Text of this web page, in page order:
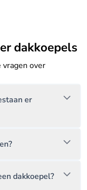
dakkoepels
over
er
dakkoepel?